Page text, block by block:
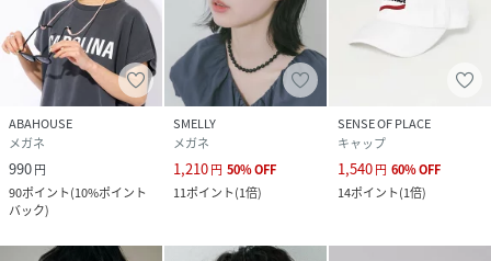
ABAHOUSE
メガネ
990円
90ポイント(10%ポイント
バック)
SMELLY
メガネ
1,210円 50%OFF
11ポイント(1倍)
SENSE OF PLACE
キャップ
1,540円 60%OFF
14ポイント(1倍)